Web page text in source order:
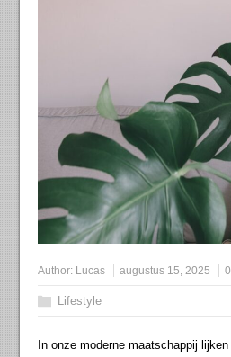
Author: Lucas augustus 15, 2025
Lifestyle
In onze moderne maatschappij